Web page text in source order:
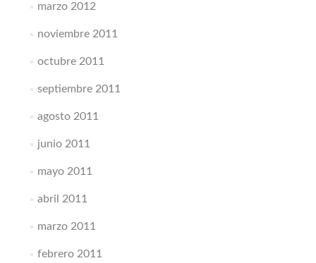
marzo 2012
noviembre 2011
octubre 2011
septiembre 2011
agosto 2011
junio 2011
mayo 2011
abril 2011
marzo 2011
febrero 2011